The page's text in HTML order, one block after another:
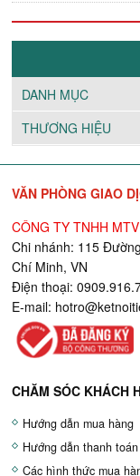
DANH MỤC
THƯƠNG HIỆU
VĂN PHÒNG GIAO
CÔNG TY TNHH
Chi nhánh: 115
Chí Minh, VN
Điện thoại:
E-mail:
CHĂM SÓC KHÁCH
Hướng dẫn mua hàng
Hướng dẫn thanh toán
Các hình thức mua